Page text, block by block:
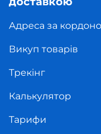
Адреса за
Викуп товарів
Трекінг
Калькулятор
Тарифи